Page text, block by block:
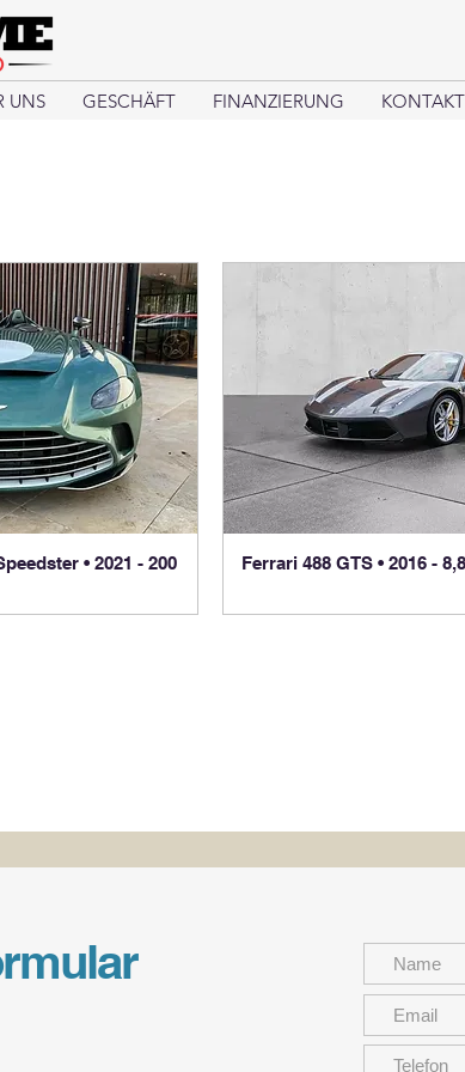
UNS GESCHÄFT FINANZIERUNG KONTAKT
• 2021 - 200
Ferrari 488 GTS • 2016 -